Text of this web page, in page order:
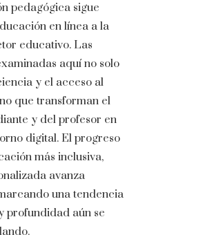
pedagógica sigue
en línea a la
educativo. Las
aquí no solo
y el acceso al
que transforman el
y del profesor en
digital. El progreso
más inclusiva,
avanza
una tendencia
profundidad aún se